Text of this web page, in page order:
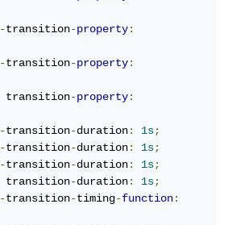
-transition-property:
-transition-property:
                transition
-property:
-transition-duration: 1s;
-transition-duration: 1s;
-transition-duration: 1s;
                transition
-duration: 1s;
-transition-timing-function: